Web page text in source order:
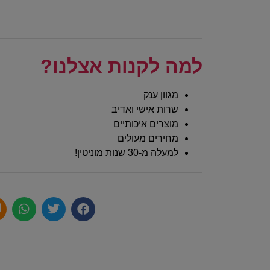
למה לקנות אצלנו?
מגוון ענק
שרות אישי ואדיב
מוצרים איכותיים
מחירים מעולים
למעלה מ-30 שנות מוניטין!